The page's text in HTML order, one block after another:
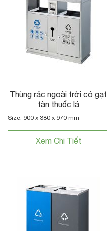
Thùng rác ngoài trời có gạt
tàn thuốc lá
Size: 900 x 380 x 970 mm
Xem Chi Tiết